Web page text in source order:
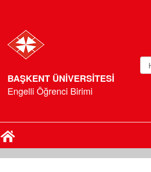
BAŞKENT ÜNİVERSİTESİ
Engelli Öğrenci Birimi